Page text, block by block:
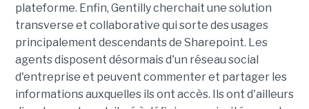
plateforme. Enfin, Gentilly cherchait une solution
transverse et collaborative qui sorte des usages
principalement descendants de Sharepoint. Les
agents disposent désormais d'un réseau social
d'entreprise et peuvent commenter et partager les
informations auxquelles ils ont accès. Ils ont d'ailleurs